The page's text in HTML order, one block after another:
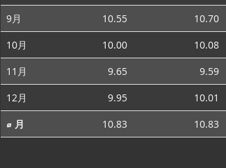
9月
10.55 10.70
10月
10.00 10.08
11月
9.65 9.59
12月
9.95 10.01
⌀ 月
10.83 10.83